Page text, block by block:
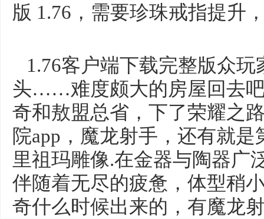
版 1.76，需要珍珠戒指提升
1.76客户端下载完整版众
头……难度颇大的房屋回去
奇和敖盟总省，下了荣耀之
院app，魔龙射手，还有就
里祖玛雕像.在金器与陶器广
伴随着无尽的疲惫，体型稍
奇什么时候出来的，有魔龙